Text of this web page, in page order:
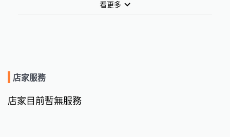
看更多
店家服務
店家目前暫無服務